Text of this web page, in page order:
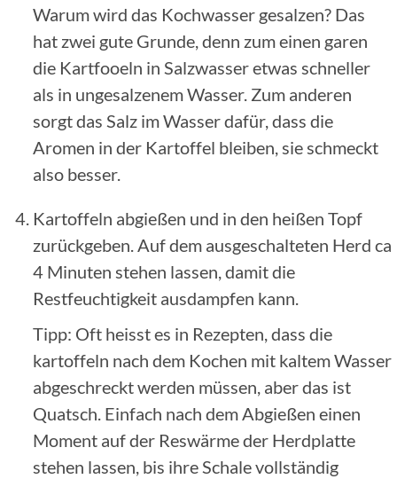
Warum wird das Kochwasser gesalzen? Das
hat zwei gute Grunde, denn zum einen garen
die Kartfooeln in Salzwasser etwas schneller
als in ungesalzenem Wasser. Zum anderen
sorgt das Salz im Wasser dafür, dass die
Aromen in der Kartoffel bleiben, sie schmeckt
also besser.
Kartoffeln abgießen und in den heißen Topf
zurückgeben. Auf dem ausgeschalteten Herd ca
4 Minuten stehen lassen, damit die
Restfeuchtigkeit ausdampfen kann.
Tipp: Oft heisst es in Rezepten, dass die
kartoffeln nach dem Kochen mit kaltem Wasser
abgeschreckt werden müssen, aber das ist
Quatsch. Einfach nach dem Abgießen einen
Moment auf der Reswärme der Herdplatte
stehen lassen, bis ihre Schale vollständig